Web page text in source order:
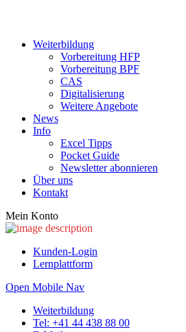
Wei­ter­bil­dung
Vor­be­rei­tung HFP
Vor­be­rei­tung BPF
CAS
Digi­ta­li­sie­rung
Wei­te­re Ange­bo­te
News
Info
Excel Tipps
Pocket Gui­de
News­let­ter abon­nie­ren
Über uns
Kon­takt
Mein Konto
Kunden-Login
Lernplattform
Open Mobile Nav
Weiterbildung
Tel: +41 44 438 88 00